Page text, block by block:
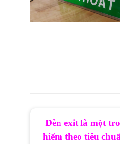
Đèn exit là một
hiểm theo tiêu